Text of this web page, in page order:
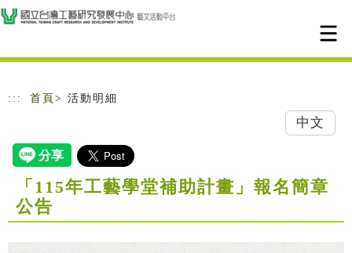
跳到主要內容
網站導覽
::: 首頁 > 活動明細
中文
「115年工藝學堂補助計畫」報名簡章
公告